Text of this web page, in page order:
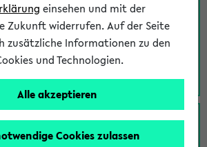
zu erstellen und alle weiteren
für Studierende zu nutzen,
Link zur Anmeldung über Ihr Uni
der Studierenden
Uni Login haben, können Sie das
Gastzugang verwenden:
einsehen und mit der
Zukunft widerrufen. Auf der Seite
zusätzliche Informationen zu den
und Technologien.
Alle akzeptieren
Cookies zulassen